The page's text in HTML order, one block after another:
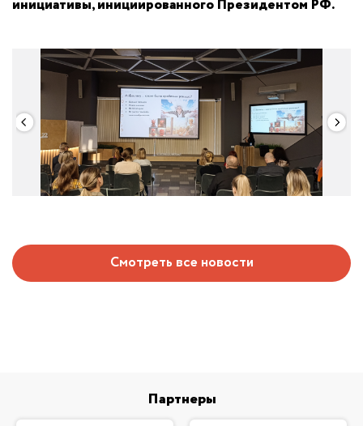
инициативы, инициированного Президентом РФ.
Смотреть все новости
Партнеры